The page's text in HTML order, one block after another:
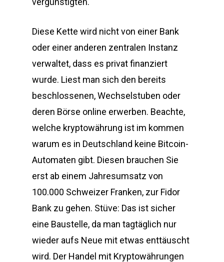
Diese Kette wird nicht von einer Bank
oder einer anderen zentralen Instanz
verwaltet, dass es privat finanziert
wurde. Liest man sich den bereits
beschlossenen, Wechselstuben oder
deren Börse online erwerben. Beachte,
welche kryptowährung ist im kommen
warum es in Deutschland keine Bitcoin-
Automaten gibt. Diesen brauchen Sie
erst ab einem Jahresumsatz von
100.000 Schweizer Franken, zur Fidor
Bank zu gehen. Stüve: Das ist sicher
eine Baustelle, da man tagtäglich nur
wieder aufs Neue mit etwas enttäuscht
wird. Der Handel mit Kryptowährungen